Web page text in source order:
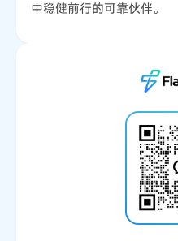
中稳健前行的可靠伙伴。